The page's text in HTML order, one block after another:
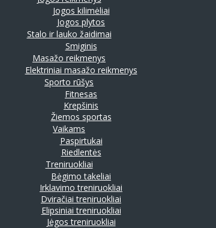
Jogos kilimėliai
Jogos plytos
Stalo ir lauko žaidimai
Smiginis
Masažo reikmenys
Elektriniai masažo reikmenys
Sporto rūšys
Fitnesas
Krepšinis
Žiemos sportas
Vaikams
Paspirtukai
Riedlentės
Treniruokliai
Bėgimo takeliai
Irklavimo treniruokliai
Dviračiai treniruokliai
Elipsiniai treniruokliai
Jėgos treniruokliai